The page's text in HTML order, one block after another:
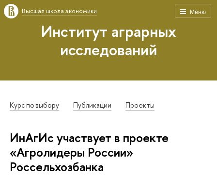
Меню
Высшая школа экономики
Институт аграрных
исследований
Курс по выбору Публикации Проекты
ИнАгИс участвует в проекте
«Агролидеры России»
Россельхозбанка